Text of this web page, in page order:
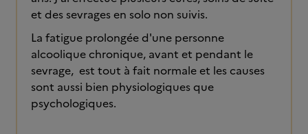
et des sevrages en solo non suivis.
La fatigue prolongée d'une personne
alcoolique chronique, avant et pendant le
sevrage, est tout à fait normale et les causes
sont aussi bien physiologiques que
psychologiques.